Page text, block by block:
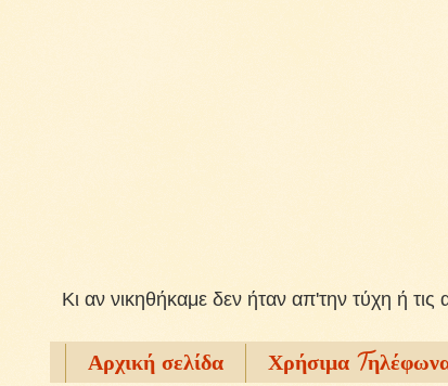
Kι αν νικηθήκαμε δεν ήταν απ'την τύχη ή
Αρχική σελίδα Χρήσιμα